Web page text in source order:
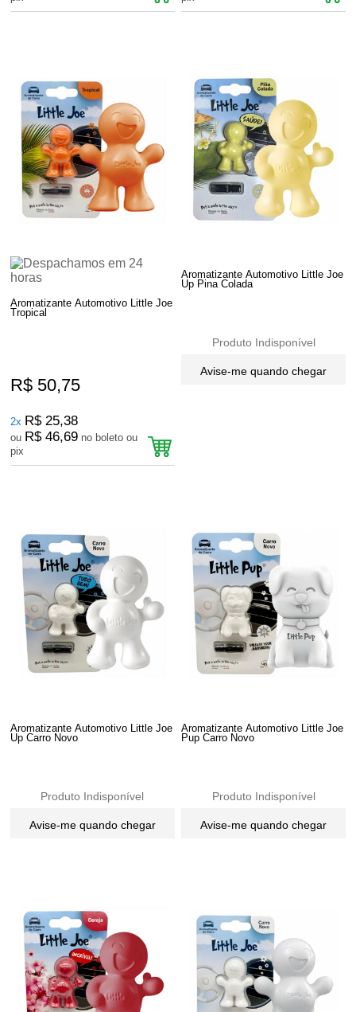
Aromatizante Automotivo Little Joe
Tropical
R$ 50,75
2x R$ 25,38
ou R$ 46,69 no boleto ou
pix
Aromatizante Automotivo Little Joe
Up Pina Colada
Produto Indisponível
Avise-me quando chegar
Aromatizante Automotivo Little Joe
Up Carro Novo
Produto Indisponível
Avise-me quando chegar
Aromatizante Automotivo Little Joe
Pup Carro Novo
Produto Indisponível
Avise-me quando chegar